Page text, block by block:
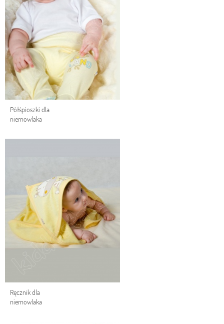
Półśpioszki dla
niemowlaka
Ręcznik dla
niemowlaka